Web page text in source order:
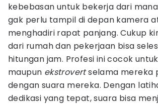
kebebasan untuk bekerja dari
gak perlu tampil di depan kamera
menghadiri rapat panjang. Cukup
dari rumah dan pekerjaan bisa
hitungan jam. Profesi ini cocok untuk
maupun ekstrovertselama mereka
dengan suara mereka. Dengan
dedikasi yang tepat, suara bisa